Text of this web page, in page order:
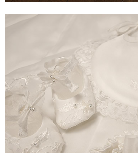
【ドレスリメイク】総レーススカ
【ドレスリメイク】オーガンジ
ビードレス
【ドレスリメイク】ふくさとベビ
【ドレスリメイク】レース使い
【ドレスリメイク】総レースのお